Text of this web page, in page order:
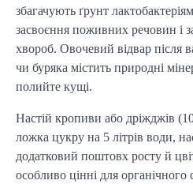
збагачують ґрунт
засвоєння поживних речовин і
хвороб. Овочевий відвар після
чи буряка містить природні
полийте кущі.
Настій кропиви або дріжджів
ложка цукру на 5 літрів води,
додатковий поштовх росту й
особливо цінні для органічного